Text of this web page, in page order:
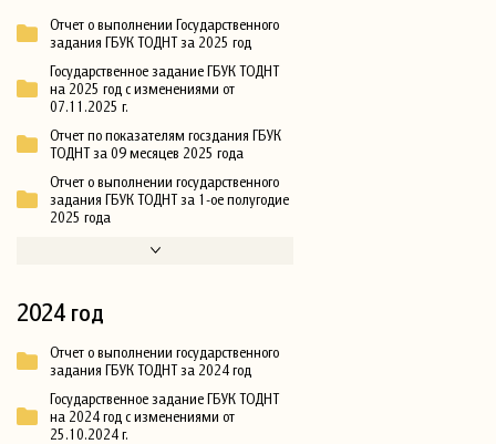
Отчет о выполнении Государственного
задания ГБУК ТОДНТ за 2025 год
Государственное задание ГБУК ТОДНТ
на 2025 год с изменениями от
07.11.2025 г.
Отчет по показателям госздания ГБУК
ТОДНТ за 09 месяцев 2025 года
Отчет о выполнении государственного
задания ГБУК ТОДНТ за 1-ое полугодие
2025 года
2024 год
Отчет о выполнении государственного
задания ГБУК ТОДНТ за 2024 год
Государственное задание ГБУК ТОДНТ
на 2024 год с изменениями от
25.10.2024 г.